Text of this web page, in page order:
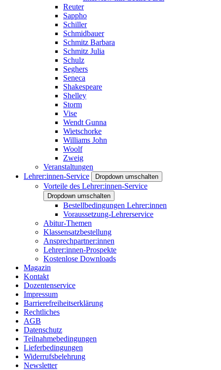
Reuter
Sappho
Schiller
Schmidbauer
Schmitz Barbara
Schmitz Julia
Schulz
Seghers
Seneca
Shakespeare
Shelley
Storm
Vise
Wendt Gunna
Wietschorke
Williams John
Woolf
Zweig
Veranstaltungen
Lehrer:innen-Service
Dropdown umschalten
Vorteile des Lehrer:innen-Service
Dropdown umschalten
Bestellbedingungen Lehrer:innen
Voraussetzung-Lehrerservice
Abitur-Themen
Klassensatzbestellung
Ansprechpartner:innen
Lehrer:innen-Prospekte
Kostenlose Downloads
Magazin
Kontakt
Dozentenservice
Impressum
Barrierefreiheitserklärung
Rechtliches
AGB
Datenschutz
Teilnahmebedingungen
Lieferbedingungen
Widerrufsbelehrung
Newsletter